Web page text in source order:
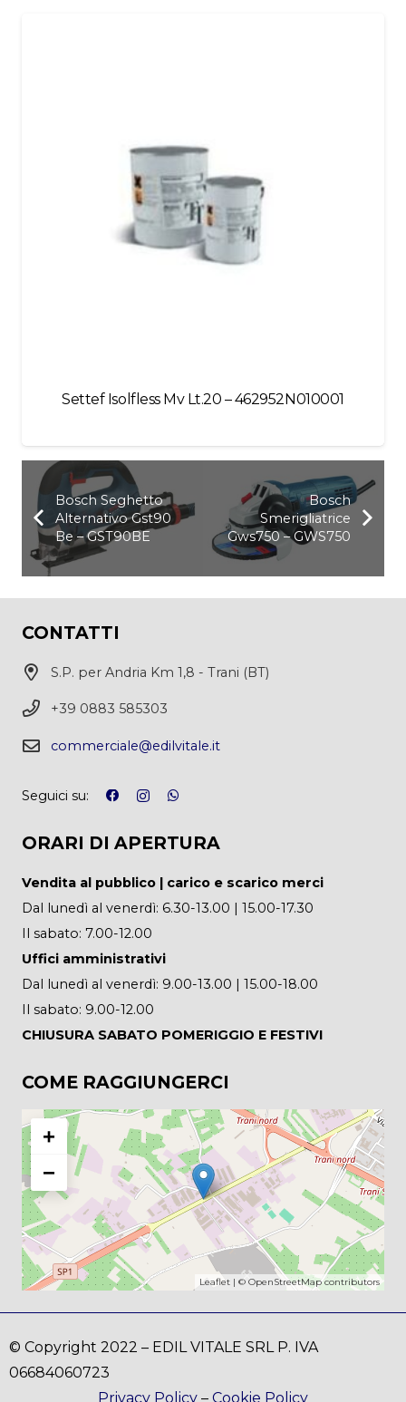
Settef Isolfless Mv Lt.20 – 462952N010001
Bosch Seghetto
Alternativo Gst90
Be – GST90BE
Bosch
Smerigliatrice
Gws750 – GWS750
CONTATTI
S.P. per Andria Km 1,8 - Trani (BT)
+39 0883 585303
commerciale@edilvitale.it
Seguici su:
ORARI DI APERTURA
Vendita al pubblico | carico e scarico merci
Dal lunedì al venerdì: 6.30-13.00 | 15.00-17.30
Il sabato: 7.00-12.00
Uffici amministrativi
Dal lunedì al venerdì: 9.00-13.00 | 15.00-18.00
Il sabato: 9.00-12.00
CHIUSURA SABATO POMERIGGIO E FESTIVI
COME RAGGIUNGERCI
+
−
Leaflet | © OpenStreetMapcontributors
© Copyright 2022 – EDIL VITALE SRL P. IVA
06684060723
Privacy Policy – Cookie Policy